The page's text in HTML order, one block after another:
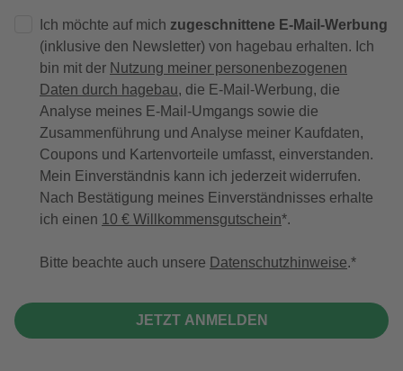
Ich möchte auf mich zugeschnittene E-Mail-Werbung
(inklusive den Newsletter) von hagebau erhalten. Ich
bin mit der Nutzung meiner personenbezogenen
Daten durch hagebau, die E-Mail-Werbung, die
Analyse meines E-Mail-Umgangs sowie die
Zusammenführung und Analyse meiner Kaufdaten,
Coupons und Kartenvorteile umfasst, einverstanden.
Mein Einverständnis kann ich jederzeit widerrufen.
Nach Bestätigung meines Einverständnisses erhalte
ich einen 10 € Willkommensgutschein*.
Bitte beachte auch unsere Datenschutzhinweise.
JETZT ANMELDEN